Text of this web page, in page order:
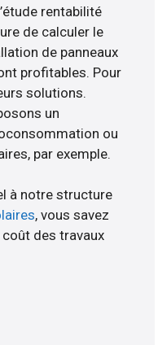
rentabilité
de calculer le
de panneaux
profitables. Pour
solutions.
un
ou
par exemple.
à notre structure
, vous savez
des travaux